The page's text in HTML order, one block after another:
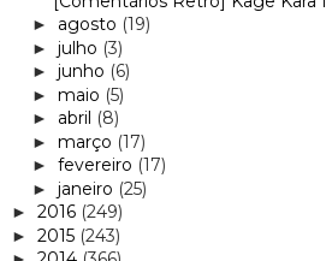
► agosto (19)
► julho (3)
► junho (6)
► maio (5)
► abril (8)
► março (17)
► fevereiro (17)
► janeiro (25)
► 2016 (249)
► 2015 (243)